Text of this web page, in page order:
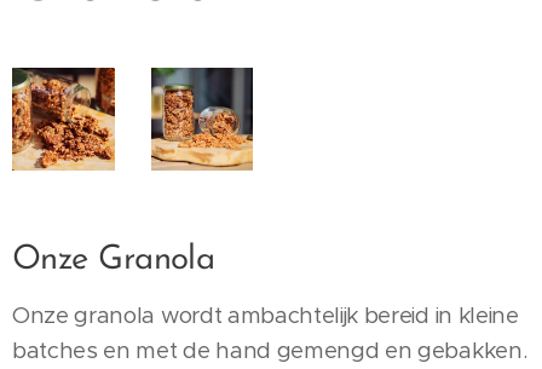
Onze Granola
Onze granola wordt ambachtelijk bereid in kleine
batches en met de hand gemengd en gebakken.